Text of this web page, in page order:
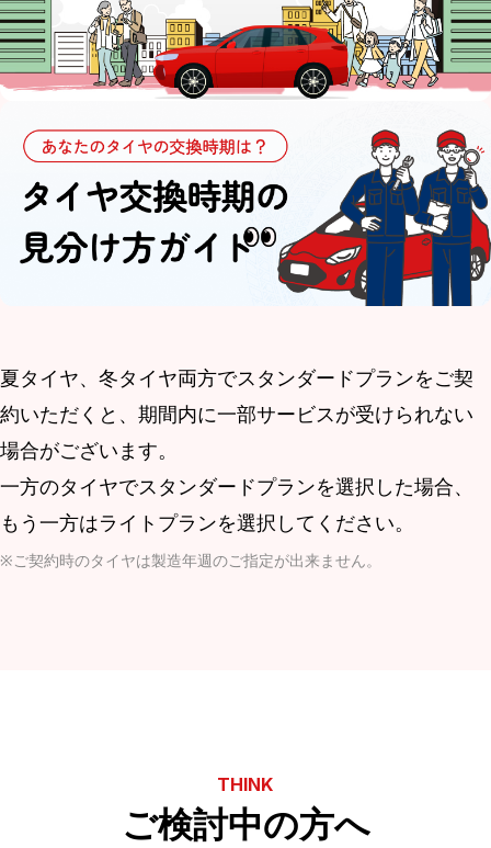
夏タイヤ、冬タイヤ両方でスタンダードプランをご契
約いただくと、期間内に一部サービスが受けられない
場合がございます。
一方のタイヤでスタンダードプランを選択した場合、
もう一方はライトプランを選択してください。
ご契約時のタイヤは製造年週のご指定が出来ません。
THINK
ご検討中の方へ